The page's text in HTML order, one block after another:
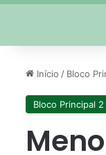
Início / Bloco
Bloco Principal 2